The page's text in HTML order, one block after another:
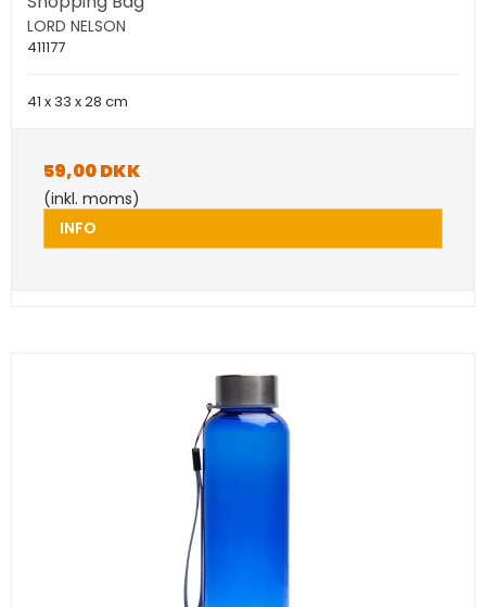
LORD NELSON
411177
41 x 33 x 28 cm
59,00 DKK
(inkl. moms)
INFO